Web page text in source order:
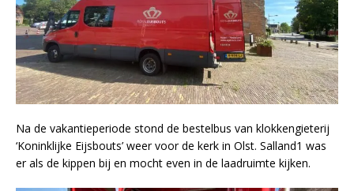
Na de vakantieperiode stond de bestelbus van klokkengieterij
‘Koninklijke Eijsbouts’ weer voor de kerk in Olst. Salland1 was
er als de kippen bij en mocht even in de laadruimte kijken.